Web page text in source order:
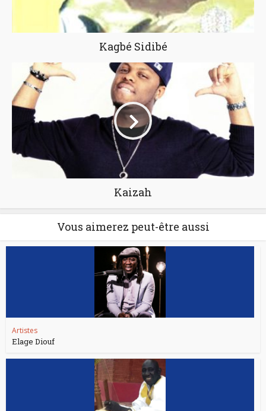
Kagbé Sidibé
Kaizah
Vous aimerez peut-être aussi
Artistes
Elage Diouf